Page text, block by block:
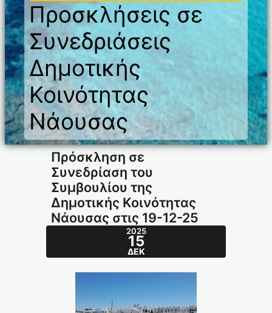
Προσκλήσεις σε
Συνεδριάσεις
Δημοτικής
Κοινότητας
Νάουσας
Πρόσκληση σε
Συνεδρίαση του
Συμβουλίου της
Δημοτικής Κοινότητας
Νάουσας στις 19-12-25
2025
15
ΔΕΚ